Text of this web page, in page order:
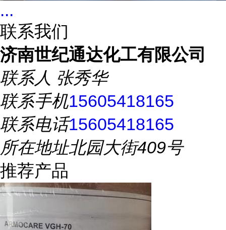
...
联系我们
济南世纪通达化工有限公司
联系人 张秀华
联系手机15605418165
联系电话15605418165
所在地址北园大街409号
推荐产品